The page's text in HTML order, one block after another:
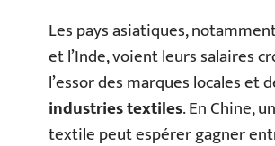
Les pays asiatiques,
et l’Inde, voient leurs salaires
l’essor des marques locales et
industries textiles. En Chine,
textile peut espérer gagner